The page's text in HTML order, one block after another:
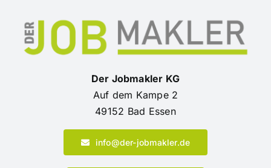
Der Jobmakler KG
Auf dem Kampe 2
49152 Bad Essen
info@der-jobmakler.de